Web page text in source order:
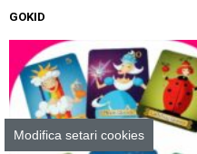
GOKID
Modifica setari cookies